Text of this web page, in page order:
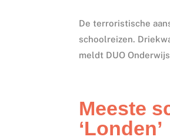
De terroristische
schoolreizen.
meldt DUO
Meeste
‘Londen’